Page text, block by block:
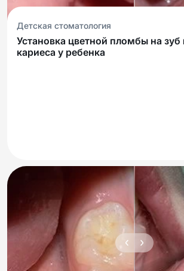
Детская стоматология
Установка цветной пломбы на зуб
кариеса у ребенка